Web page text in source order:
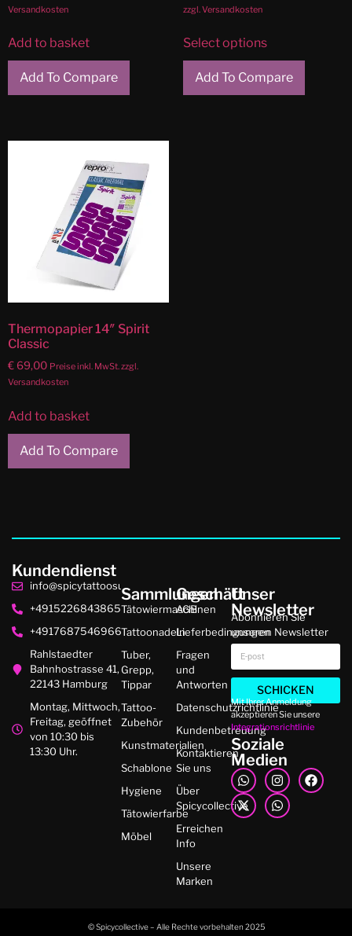
Versandkosten
Add to basket
Add To Compare
zzgl. Versandkosten
Select options
Add To Compare
Thermopapier 14″ Spirit
Classic
€ 69,00 Preise inkl. MwSt. zzgl.
Versandkosten
Add to basket
Add To Compare
Kundendienst
info@spicytattoosupplies.de
+4915226843865
+4917687546966
Rahlstaedter
Bahnhostrasse 41,
22143 Hamburg
Montag, Mittwoch,
Freitag, geöffnet
von 10:30 bis
13:30 Uhr.
Sammlungen
Tätowiermaschinen
Tattoonadeln
Tuber,
Grepp,
Tippar
Tattoo-
Zubehör
Kunstmaterialien
Schablone
Hygiene
Tätowierfarbe
Möbel
Geschäft
AGB
Lieferbedingungen
Fragen
und
Antworten
Datenschutzrichtlinie
Kundenbetreuung
Kontaktieren
Sie uns
Über
Spicycollective
Erreichen
Info
Unsere
Marken
Unser
Newsletter
Abonnieren Sie
unseren Newsletter
SCHICKEN
Mit Ihrer Anmeldung
akzeptieren Sie unsere
Integrationsrichtlinie
Soziale
Medien
© Spicycollective – Alle Rechte vorbehalten 2025